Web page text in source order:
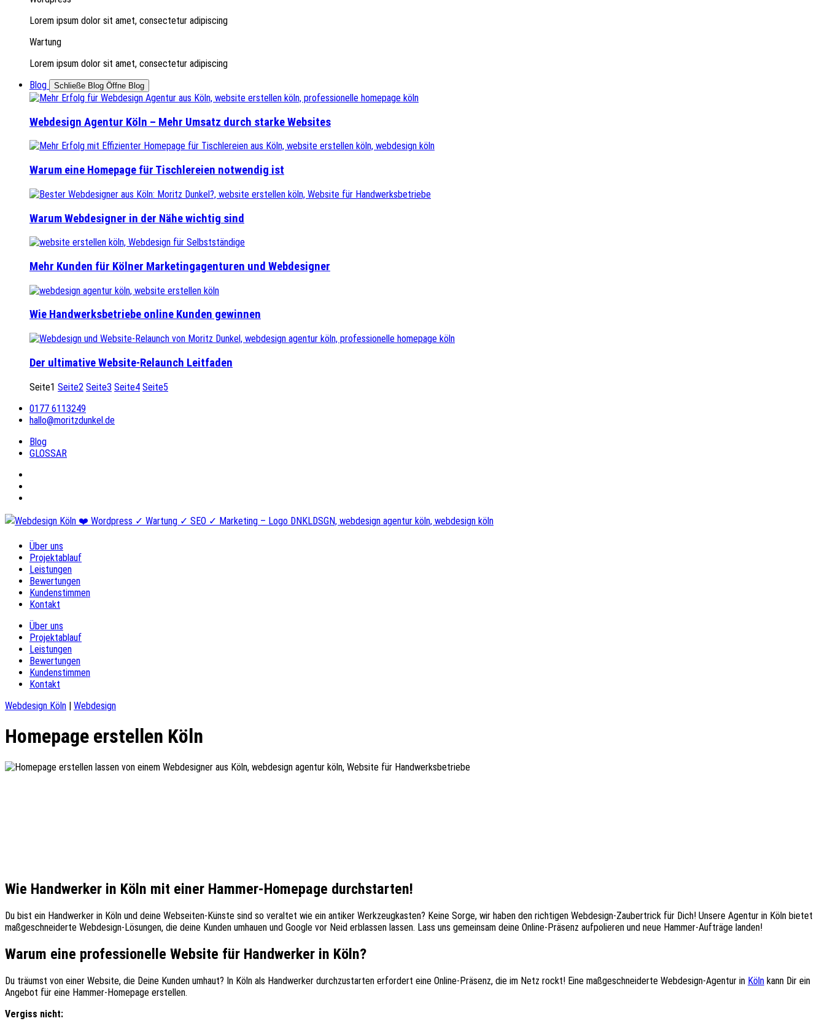
Lorem ipsum dolor sit amet, consectetur adipiscing
Wartung
Lorem ipsum dolor sit amet, consectetur adipiscing
Blog
Schließe Blog Öffne Blog
Webdesign Agentur Köln – Mehr Umsatz durch starke Websites
Warum eine Homepage für Tischlereien notwendig ist
Warum Webdesigner in der Nähe wichtig sind
Mehr Kunden für Kölner Marketingagenturen und Webdesigner
Wie Handwerksbetriebe online Kunden gewinnen
Der ultimative Website-Relaunch Leitfaden
Seite1 Seite2 Seite3 Seite4 Seite5
0177 6113249
hallo@moritzdunkel.de
Blog
GLOSSAR
Über uns
Projektablauf
Leistungen
Bewertungen
Kundenstimmen
Kontakt
Über uns
Projektablauf
Leistungen
Bewertungen
Kundenstimmen
Kontakt
Webdesign Köln | Webdesign
Homepage erstellen Köln
Wie Handwerker in Köln mit einer Hammer-Homepage durchstarten!
Du bist ein Handwerker in Köln und deine Webseiten-Künste sind so veraltet wie ein antiker Werkzeugkasten? Keine Sorge, wir haben den richtigen Webdesign-Zaubertrick für Dich! Unsere Agentur in Köln bietet
maßgeschneiderte Webdesign-Lösungen, die deine Kunden umhauen und Google vor Neid erblassen lassen. Lass uns gemeinsam deine Online-Präsenz aufpolieren und neue Hammer-Aufträge landen!
Warum eine professionelle Website für Handwerker in Köln?
Du träumst von einer Website, die Deine Kunden umhaut? In Köln als Handwerker durchzustarten erfordert eine Online-Präsenz, die im Netz rockt! Eine maßgeschneiderte Webdesign-Agentur in Köln kann Dir ein
Angebot für eine Hammer-Homepage erstellen.
Vergiss nicht: